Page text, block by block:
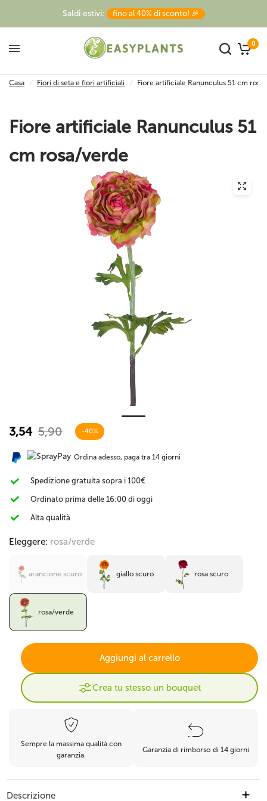
Saldi estivi: fino al 40% di sconto! 🎉
0
Casa / Fiori di seta e fiori artificiali / Fiore artificiale Ranunculus 51 cm
Fiore artificiale Ranunculus 51
cm rosa/verde
3,54 5,90 -40%
Ordina adesso, paga tra 14 giorni
Spedizione gratuita sopra i 100€
Ordinato prima delle 16:00 di oggi
Alta qualità
Eleggere: rosa/verde
arancione scuro giallo scuro rosa scuro
rosa/verde
Aggiungi al carrello
Crea tu stesso un bouquet
Sempre la massima qualità con
garanzia.
Garanzia di rimborso di 14 giorni
Descrizione